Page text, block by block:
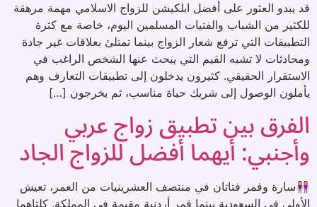
قد يبدو العثور على أفضل ابلكيشن للزواج الاسلامي مهمة مرهقة
للكثير من الشباب والفتيات المسلمين اليوم، خاصة مع كثرة
التطبيقات التي ترفع شعار الزواج بينما تمتلئ بعلاقات غير جادة
ومحادثات لا تشبه القيم التي يبحث عنها الشخص الراغب في
الاستقرار الحقيقي. كثيرون يدخلون إلى تطبيقات التعارف وهم
يأملون الوصول إلى شريك حياة مناسب، ثم يخرجون […]
الفرق بين تطبيق زواج عربي
وأجنبي: أيهما أفضل للزواج الجاد
👭سارة وقمر فتاتان في منتصف العشرينيات من العمر، تعيش
الأولى في السعودية بينما قمر أردنية مقيمة في المملكة. كلتاهما